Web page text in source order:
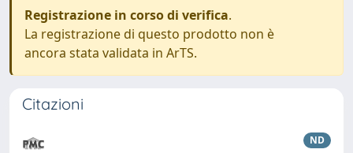
Registrazione in corso di verifica.
La registrazione di questo prodotto non è
ancora stata validata in ArTS.
Citazioni
ND